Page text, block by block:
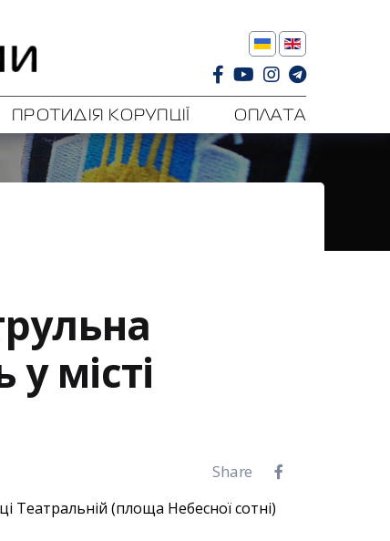
ПРОТИДІЯ КОРУПЦІЇ ОПЛАТА
місті
Share
Театральній (площа Небесної сотні)